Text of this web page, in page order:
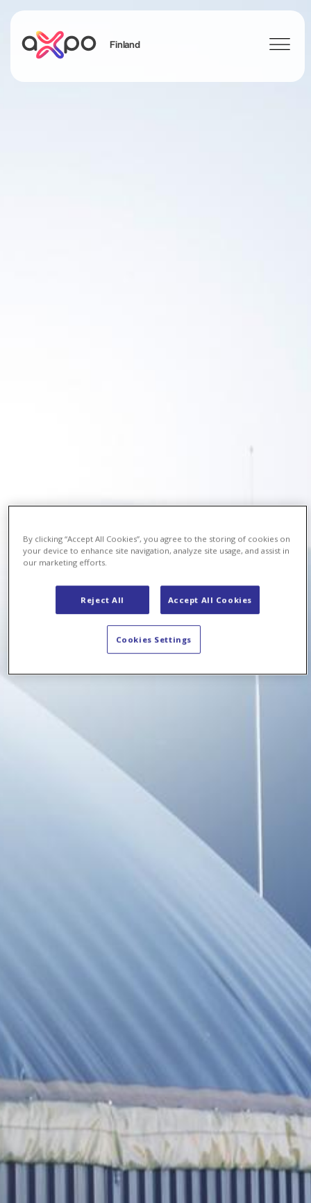
Finland
By clicking “Accept All Cookies”, you agree to the storing of cookies on
your device to enhance site navigation, analyze site usage, and assist in
our marketing efforts.
Reject All Accept All Cookies
Cookies Settings